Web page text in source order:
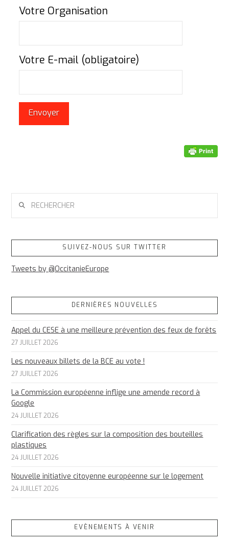
Votre Organisation
Votre E-mail (obligatoire)
SUIVEZ-NOUS SUR TWITTER
Tweets by @OccitanieEurope
DERNIÈRES NOUVELLES
Appel du CESE à une meilleure prévention des feux de forêts
27 JUILLET 2026
Les nouveaux billets de la BCE au vote !
27 JUILLET 2026
La Commission européenne inflige une amende record à
Google
24 JUILLET 2026
Clarification des règles sur la composition des bouteilles
plastiques
24 JUILLET 2026
Nouvelle initiative citoyenne européenne sur le logement
24 JUILLET 2026
EVÈNEMENTS À VENIR